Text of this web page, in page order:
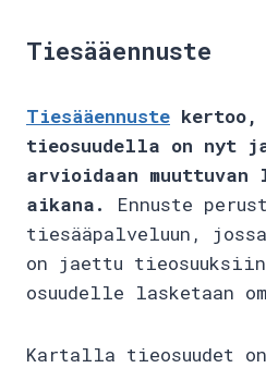
Tiesääennuste
Tiesääennuste
tieosuudella on nyt
arvioidaan
aikana.
Ennuste
tiesääpalveluun,
on jaettu
osuudelle lasketaan
Kartalla tieosuudet